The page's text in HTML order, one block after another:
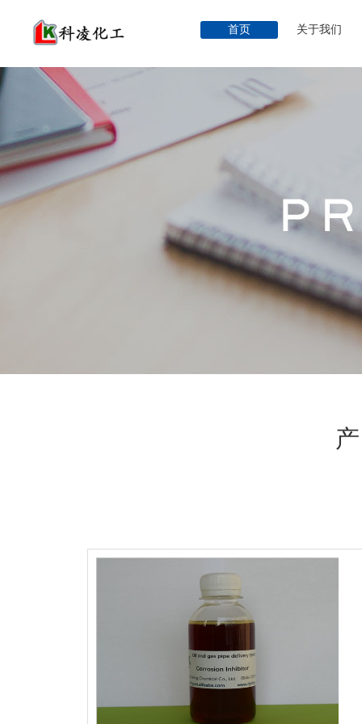
首页 关于我们